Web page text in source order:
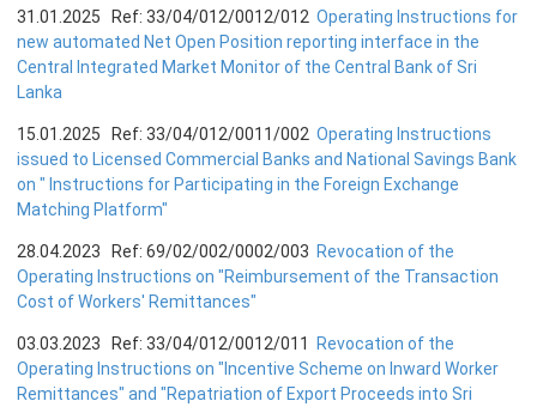
குறிக்கோள்கள்
தொழிற்பாடுகள்
நிறுவன ரீதியான அமைப்பு
நிறுவனக் கட்டமைப்பு
முதன்மை அலுவலர்கள்
ஆளுகைக் கோவைகளும் கொள்கைகளும்
வங்கிப் பணிமனை
வங்கிப் பணிமனை
31.01.2025 Ref: 33/04/012/0012/012Operating Instructions for
new automated Net Open Position reporting interface in the
Central Integrated Market Monitor of the Central Bank of Sri
Lanka
15.01.2025 Ref: 33/04/012/0011/002Operating Instructions
issued to Licensed Commercial Banks and National Savings Bank
on " Instructions for Participating in the Foreign Exchange
Matching Platform"
28.04.2023 Ref: 69/02/002/0002/003 Revocation of the
Operating Instructions on "Reimbursement of the Transaction
Cost of Workers' Remittances"
03.03.2023 Ref: 33/04/012/0012/011
Revocation of the
Operating Instructions on "Incentive Scheme on Inward Worker
Remittances" and "Repatriation of Export Proceeds into Sri